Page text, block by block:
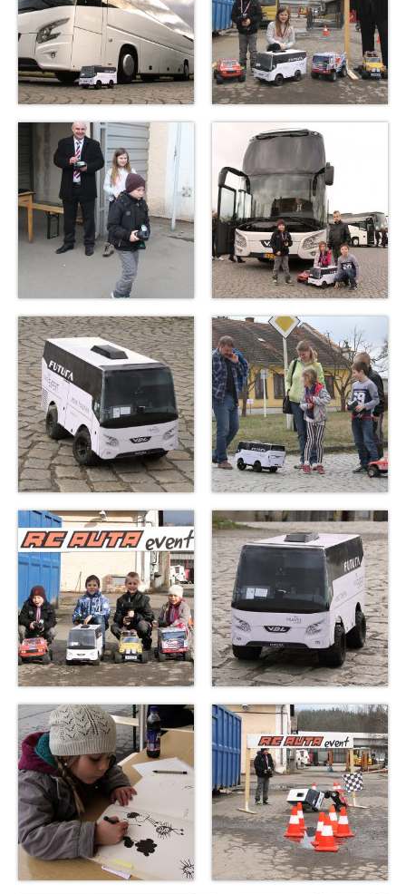
Aréna s bagry
TYP EVENTU
Párty a večírky
Konference/Školení
Týmová kreativní párty
Dny otevřených dveří
Firemní rodinné dny
Tematické balíčky
Kreativní stavba týmových závoďáků
Soutěž v převozu piva vysokozdvižkami
IT Challenge
Vysokozdvižné vozíky a tahače
Bagry na dálkové ovládání
Logistické firmy
Motoristické akce
Autíčka na svatbě
Pirátské lodě
Indiáni a Western
Traktory na dálkové ovládání
Video
Fotky
Reference
Kontakt